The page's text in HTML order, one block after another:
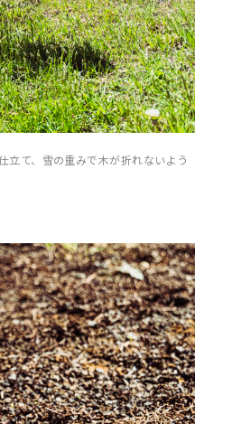
て、雪の重みで木が折れないよう